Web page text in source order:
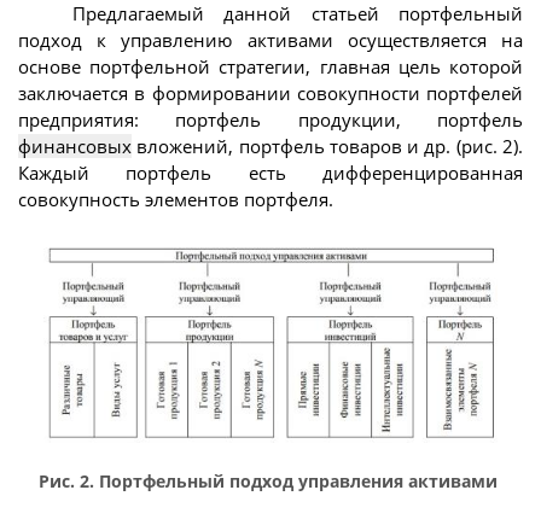
Предлагаемый данной статьей портфельный
подход к управлению активами осуществляется на
основе портфельной стратегии, главная цель которой
заключается в формировании совокупности портфелей
предприятия: портфель продукции, портфель
финансовых вложений, портфель товаров и др. (рис. 2).
Каждый портфель есть дифференцированная
совокупность элементов портфеля.
Рис. 2. Портфельный подход управления активами